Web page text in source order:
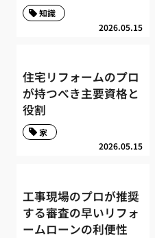
2026.05.15
知識
住宅リフォームのプロ
が持つべき主要資格と
役割
2026.05.15
家
工事現場のプロが推奨
する審査の早いリフォ
ームローンの利便性